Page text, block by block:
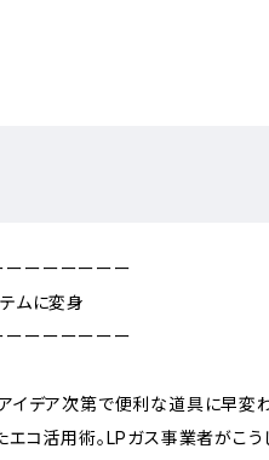
ーーーーーー
ムに変身
ーーーーーー
イデア次第で便利な道具に早変
エコ活用術。LPガス事業者がこ